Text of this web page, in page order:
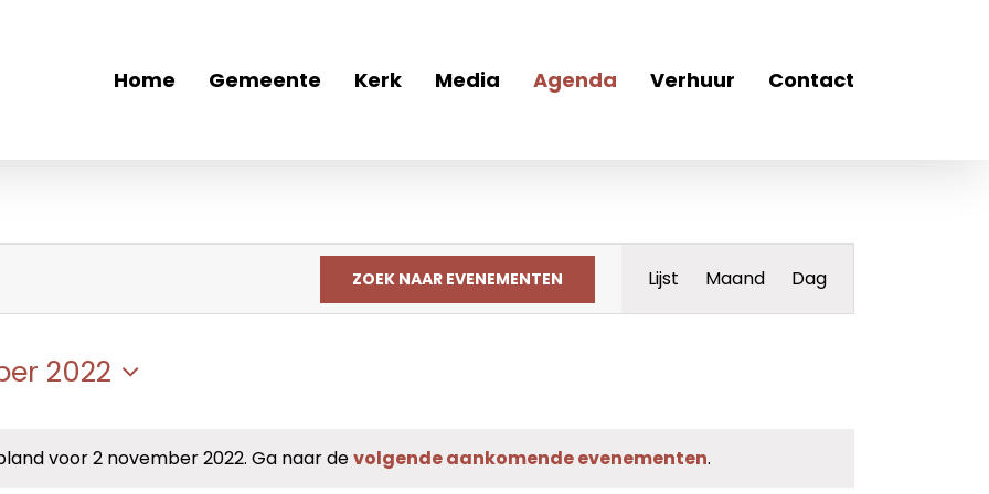
Home Gemeente Kerk Media Agenda Verhuur Contact
Bericht
voor 2 november 2022. Ga naar devolgende aankomende evenementen.
ZOEK NAAR EVENEMENTEN
weergaven
navigatie
Lijst Maand Dag
2022